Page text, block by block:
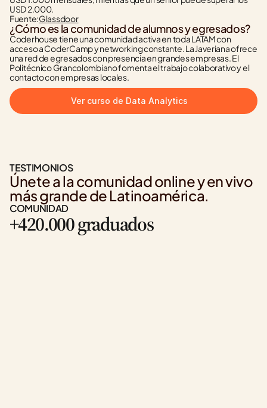
USD 2.000.
Fuente:Glassdoor
¿Cómo es la comunidad de alumnos y egresados?
Coderhouse tiene una comunidad activa en toda LATAM con
acceso a CoderCamp y networking constante. La Javeriana ofrece
una red de egresados con presencia en grandes empresas. El
Politécnico Grancolombiano fomenta el trabajo colaborativo y el
contacto con empresas locales.
Ver curso de Data Analytics
TESTIMONIOS
Únete a la comunidad online y en vivo
más grande de Latinoamérica.
COMUNIDAD
+420.000 graduados